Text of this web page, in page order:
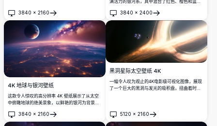
3840 × 2160
打开
满活力的银河系，其中混合了红色、橙色和蓝色
了宇宙的美丽和神秘，以其鲜艳的色彩和复杂的
细节增强了任何屏幕。
3840 × 2400
打开
4K 地球与银河壁纸
这款令人惊叹的高分辨率 4K 壁纸展示了从太空
中俯瞰地球的绝美景象，以鲜艳的银河为背景。
天体行星以及生动的银河，非常适合太空爱好
者。
3840 × 2160
打开
黑洞星际太空壁纸 4K
一幅令人叹为观止的4K电影级可视化图像，展现
了一个巨大的黑洞与发光的吸积盘，扭曲着时
5120 × 2160
打开